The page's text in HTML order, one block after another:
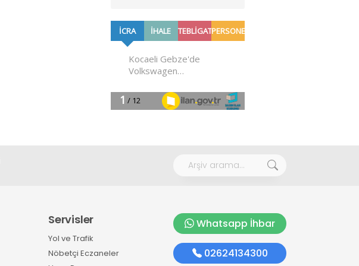
Servisler
Yol ve Trafik
Nöbetçi Eczaneler
Whatsapp İhbar
02624134300